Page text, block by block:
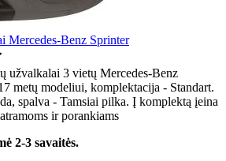
Mercedes-Benz Sprinter
užvalkalai 3 vietų Mercedes-Benz
metų modeliui, komplektacija - Standart.
spalva - Tamsiai pilka. Į komplektą įeina
ir porankiams
2-3 savaitės.